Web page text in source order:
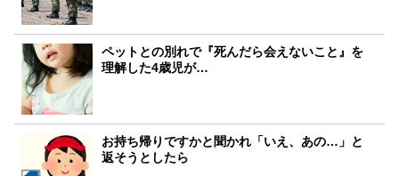
ペットとの別れで『死んだら会えないこと』を
理解した4歳児が…
お持ち帰りですかと聞かれ「いえ、あの…」と
返そうとしたら